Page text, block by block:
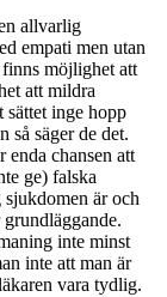
allvarlig
empati men utan
möjlighet att
att mildra
sättet inge hopp
så säger de det.
enda chansen att
ge) falska
är och
inte minst
inte att man är
vara tydlig.